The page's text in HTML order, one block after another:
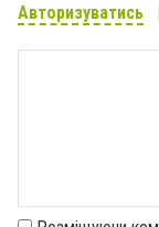
Авторизуватись